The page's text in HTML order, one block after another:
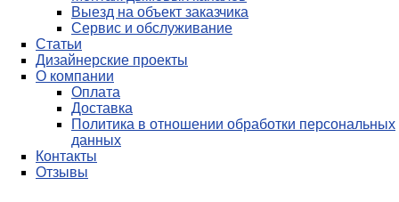
Выезд на объект заказчика
Сервис и обслуживание
Статьи
Дизайнерские проекты
О компании
Оплата
Доставка
Политика в отношении обработки персональных
данных
Контакты
Отзывы